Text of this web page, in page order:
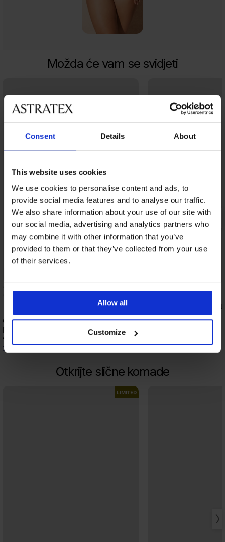
Consent Details About
This website uses cookies
We use cookies to personalise content and ads, to
provide social media features and to analyse our traffic.
We also share information about your use of our site with
our social media, advertising and analytics partners who
may combine it with other information that you’ve
provided to them or that they’ve collected from your use
of their services.
Allow all
Customize
Možda će vam se svidjeti
4,8
Grudnjak Maia 4D Soft Control Deluxe
podstavljeni
41,99 €
33,59 €
Grudnjak Push
podstavljeni
53,99 €
Otkrijte slične komade
LIMITED